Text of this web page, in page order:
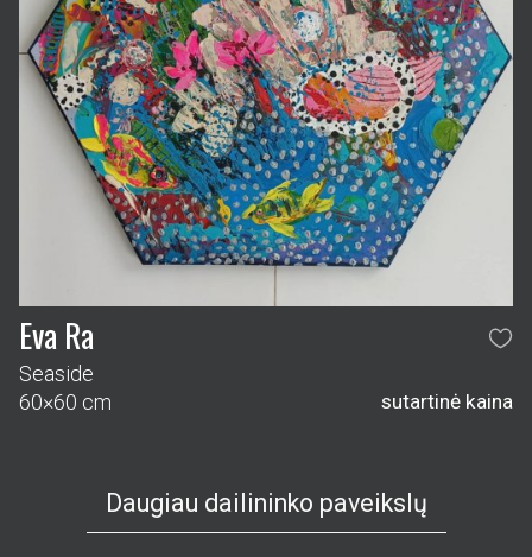
Eva Ra
Seaside
60×60 cm
sutartinė kaina
Daugiau dailininko paveikslų